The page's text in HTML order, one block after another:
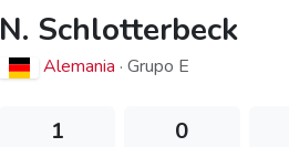
N. Schlotterbeck
Alemania · Grupo E
1 0